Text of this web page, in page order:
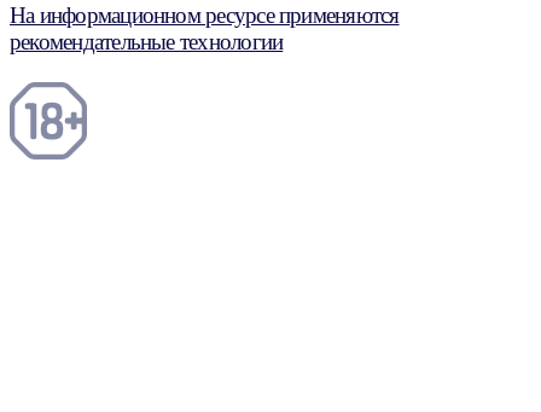
На информационном ресурсе применяются
рекомендательные технологии